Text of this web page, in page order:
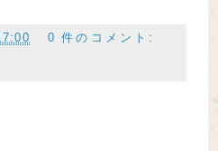
0 件のコメント: